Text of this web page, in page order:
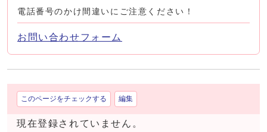
電話番号のかけ間違いにご注意ください！
お問い合わせフォーム
このページをチェックする 編集
現在登録されていません。